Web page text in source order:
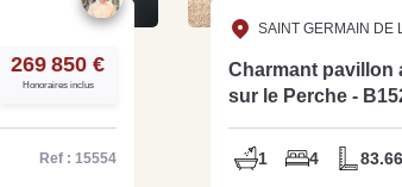
269 850 €
Honoraires inclus
Ref : 15554
SAINT GERMAIN DE
Charmant pavillon
sur le Perche -
1 4